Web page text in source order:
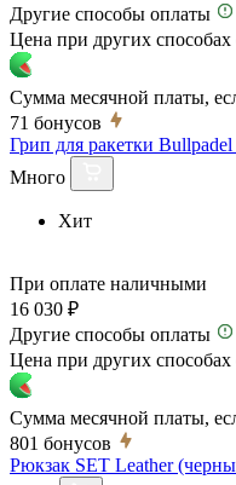
Другие способы оплаты
Цена при других
Сумма месячной платы,
71 бонусов
Грип для ракетки
Много
Хит
При оплате наличными
16 030 ₽
Другие способы оплаты
Цена при других
Сумма месячной платы,
801 бонусов
Рюкзак SET Leather